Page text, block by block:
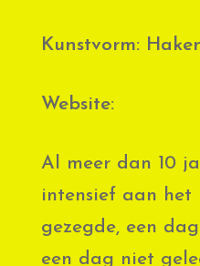
Kunstvorm:
Website:
Al meer dan 10
intensief aan het
gezegde, een
een dag niet